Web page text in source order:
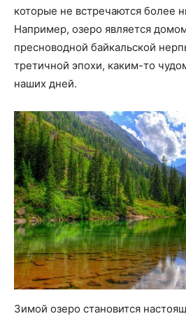
которые не встречаются более
Например, озеро является
пресноводной байкальской
третичной эпохи, каким-то
наших дней.
Зимой озеро становится